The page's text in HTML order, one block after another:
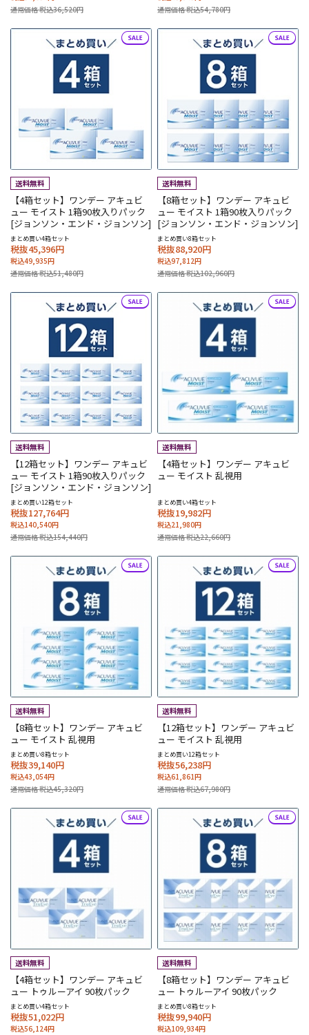
通常価格 税込36,520円
通常価格 税込54,780円
【4箱セット】ワンデー アキュビ
ュー モイスト 1箱90枚入りパック
[ジョンソン・エンド・ジョンソン]
まとめ買い4箱セット
税抜45,396円
税込49,935円
通常価格 税込51,480円
【8箱セット】ワンデー アキュビ
ュー モイスト 1箱90枚入りパック
[ジョンソン・エンド・ジョンソン]
まとめ買い8箱セット
税抜88,920円
税込97,812円
通常価格 税込102,960円
【12箱セット】ワンデー アキュビ
ュー モイスト 1箱90枚入りパック
[ジョンソン・エンド・ジョンソン]
まとめ買い12箱セット
税抜127,764円
税込140,540円
通常価格 税込154,440円
【4箱セット】ワンデー アキュビ
ュー モイスト 乱視用
まとめ買い4箱セット
税抜19,982円
税込21,980円
通常価格 税込22,660円
【8箱セット】ワンデー アキュビ
ュー モイスト 乱視用
まとめ買い8箱セット
税抜39,140円
税込43,054円
通常価格 税込45,320円
【12箱セット】ワンデー アキュビ
ュー モイスト 乱視用
まとめ買い12箱セット
税抜56,238円
税込61,861円
通常価格 税込67,980円
【4箱セット】ワンデー アキュビ
ュー トゥルーアイ 90枚パック
まとめ買い4箱セット
税抜51,022円
税込56,124円
【8箱セット】ワンデー アキュビ
ュー トゥルーアイ 90枚パック
まとめ買い8箱セット
税抜99,940円
税込109,934円